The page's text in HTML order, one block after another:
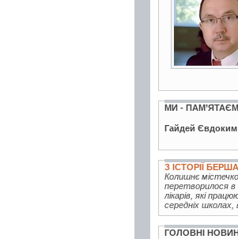
МИ -
Гайдей Євдоким
З ІСТОРІЇ
Колишнє
перетворилося в
лікарів, які
середніх школах,
ГОЛОВНІ